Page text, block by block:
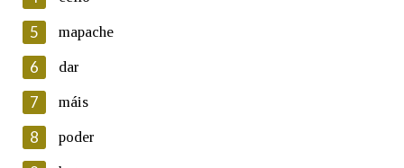
Lin e acepto as condicións da política de
Introduce o código que aparece na imaxe:
5 mapache
6 dar
7 máis
8 poder